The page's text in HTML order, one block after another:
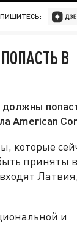
В
American
которые
приняты
и